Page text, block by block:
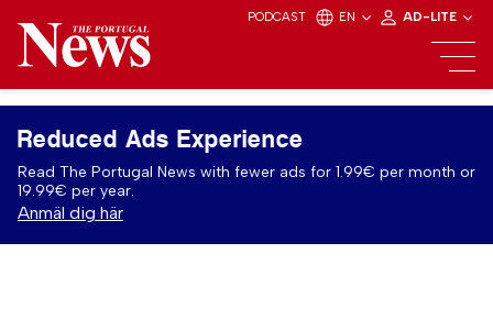
PODCAST EN AD-LITE
Reduced Ads Experience
Read The Portugal News with fewer ads for 1.99€ per month or
19.99€ per year.
Anmäl dig här